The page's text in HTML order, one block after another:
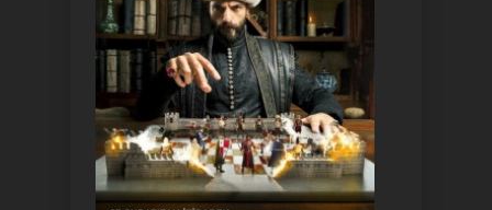
Ты назови